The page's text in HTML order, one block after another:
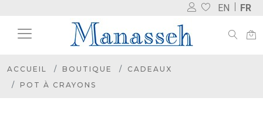
EN FR
ACCUEIL BOUTIQUE
CADEAUX
POT À CRAYONS